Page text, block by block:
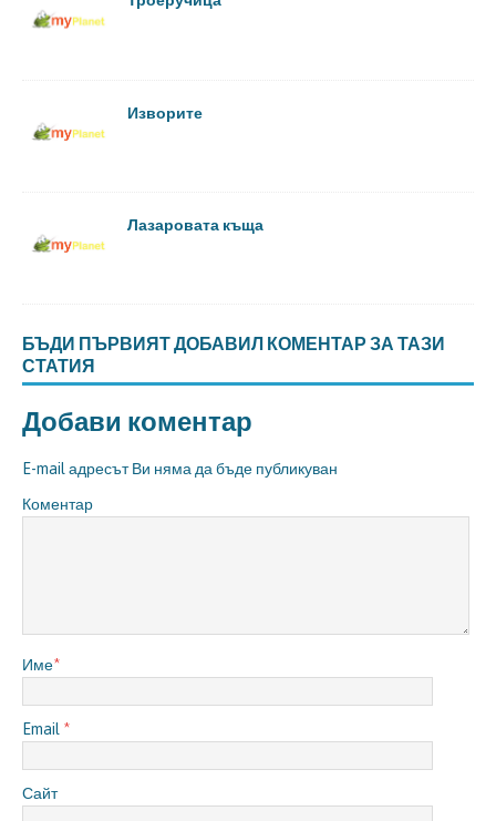
Изворите
Лазаровата къща
БЪДИ ПЪРВИЯТ ДОБАВИЛ КОМЕНТАР ЗА ТАЗИ
СТАТИЯ
Добави коментар
E-mail адресът Ви няма да бъде публикуван
Коментар
Име*
Email *
Сайт